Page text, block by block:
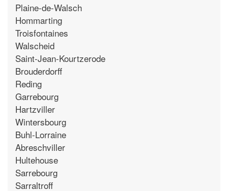
Plaine-de-Walsch
Hommarting
Troisfontaines
Walscheid
Saint-Jean-Kourtzerode
Brouderdorff
Reding
Garrebourg
Hartzviller
Wintersbourg
Buhl-Lorraine
Abreschviller
Hultehouse
Sarrebourg
Sarraltroff